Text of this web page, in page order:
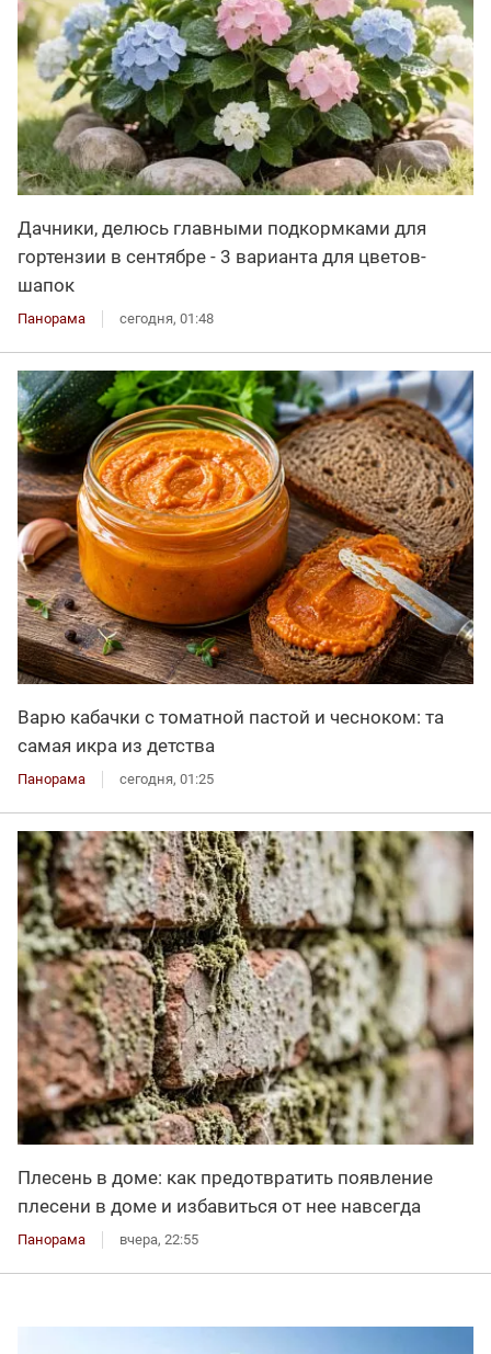
Дачники, делюсь главными подкормками для
гортензии в сентябре - 3 варианта для цветов-
шапок
Панорама сегодня, 01:48
Варю кабачки с томатной пастой и чесноком: та
самая икра из детства
Панорама сегодня, 01:25
Плесень в доме: как предотвратить появление
плесени в доме и избавиться от нее навсегда
Панорама вчера, 22:55